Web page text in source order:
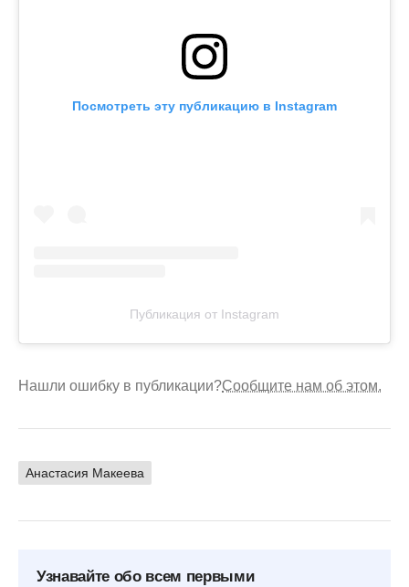
Посмотреть эту публикацию в Instagram
Публикация от Instagram
Нашли ошибку в публикации?Сообщите нам об этом.
Анастасия Макеева
Узнавайте обо всем первыми